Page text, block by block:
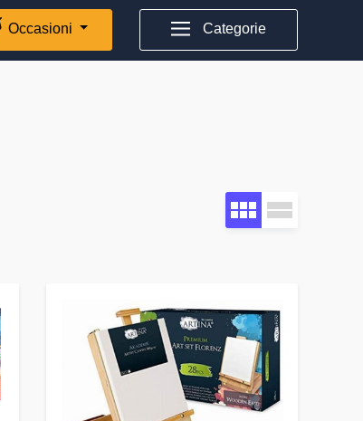
Occasioni Categorie